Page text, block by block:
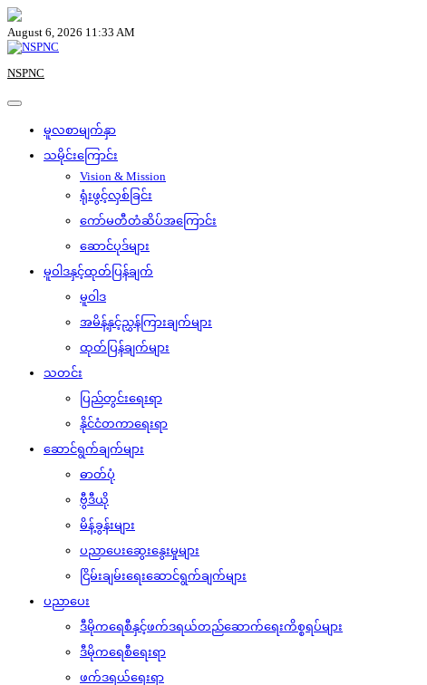
Skip
to
content
August 6, 2026 11:33 AM
NSPNC
မူလစာမျက်နှာ
သမိုင်းကြောင်း
Vision & Mission
ရုံးဖွင့်လှစ်ခြင်း
ကော်မတီတံဆိပ်အကြောင်း
ဆောင်ပုဒ်များ
မူဝါဒနှင့်ထုတ်ပြန်ချက်
မူဝါဒ
အမိန့်နှင့်ညွှန်ကြားချက်များ
ထုတ်ပြန်ချက်များ
သတင်း
ပြည်တွင်းရေးရာ
နိုင်ငံတကာရေးရာ
ဆောင်ရွက်ချက်များ
ဓာတ်ပုံ
ဗွီဒီယို
မိန့်ခွန်းများ
ပညာပေးဆွေးနွေးမှုများ
ငြိမ်းချမ်းရေးဆောင်ရွက်ချက်များ
ပညာပေး
ဒီမိုကရေစီနှင့်ဖက်ဒရယ်တည်ဆောက်‌ရေးကိစ္စရပ်များ
ဒီမိုကရေစီရေးရာ
ဖက်ဒရယ်ရေးရာ